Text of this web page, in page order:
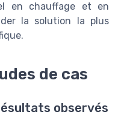
en chauffage et en
la solution la plus
de cas
observés